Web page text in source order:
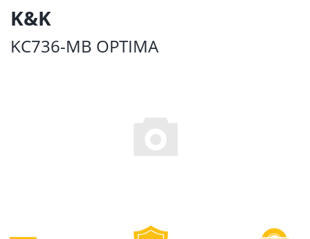
K&K
KC736-MB OPTIMA